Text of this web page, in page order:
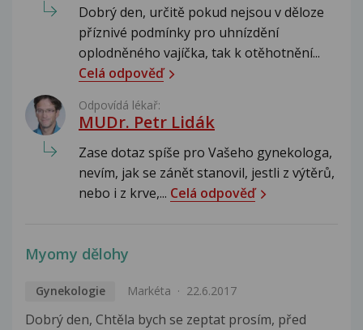
Dobrý den, určitě pokud nejsou v děloze
příznivé podmínky pro uhnízdění
oplodněného vajíčka, tak k otěhotnění...
Celá odpověď
Odpovídá lékař:
MUDr. Petr Lidák
Zase dotaz spíše pro Vašeho gynekologa,
nevím, jak se zánět stanovil, jestli z výtěrů,
nebo i z krve,... Celá odpověď
Myomy dělohy
Gynekologie Markéta 22.6.2017
Dobrý den, Chtěla bych se zeptat prosím, před